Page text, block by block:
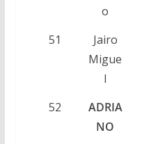
o
51
Jairo
Migue
l
52
ADRIA
NO